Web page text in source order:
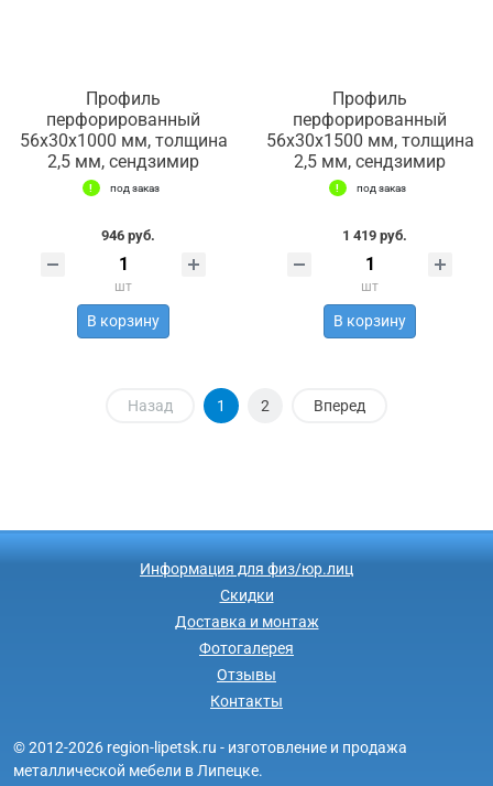
Профиль
перфорированный
56х30х1000 мм, толщина
2,5 мм, сендзимир
под заказ
946 руб.
шт
В корзину
Профиль
перфорированный
56х30х1500 мм, толщина
2,5 мм, сендзимир
под заказ
1 419 руб.
шт
В корзину
Назад 1 2 Вперед
Информация для физ/юр.лиц
Скидки
Доставка и монтаж
Фотогалерея
Отзывы
Контакты
© 2012-2026 region-lipetsk.ru - изготовление и продажа
металлической мебели в Липецке.